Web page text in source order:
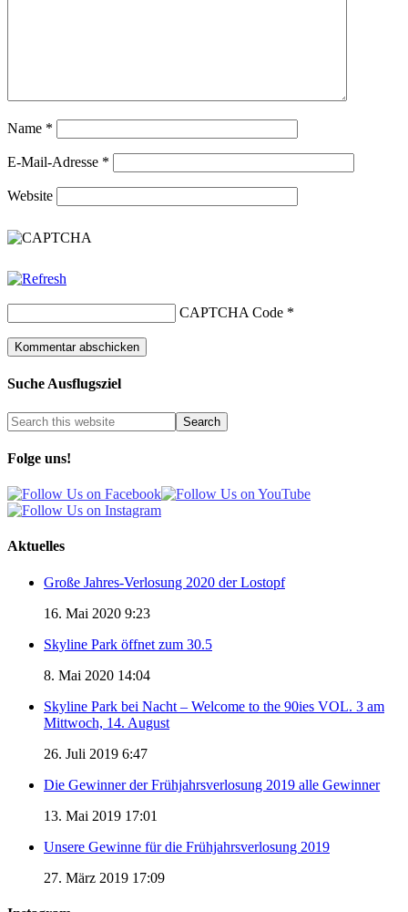
Name *
E-Mail-Adresse *
Website
CAPTCHA Code *
Suche Ausflugsziel
Folge uns!
Aktuelles
Große Jahres-Verlosung 2020 der Lostopf
16. Mai 2020 9:23
Skyline Park öffnet zum 30.5
8. Mai 2020 14:04
Skyline Park bei Nacht – Welcome to the 90ies VOL. 3 am
Mittwoch, 14. August
26. Juli 2019 6:47
Die Gewinner der Frühjahrsverlosung 2019 alle Gewinner
13. Mai 2019 17:01
Unsere Gewinne für die Frühjahrsverlosung 2019
27. März 2019 17:09